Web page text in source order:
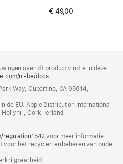
€ 49,00
over dit product vind je in deze
nl-be/docs
nieuw
geopend)
Way, Cupertino, CA 95014,
de EU: Apple Distribution International
Hollyhill, Cork, Ierland
regulation1542 (wordt
in
voor meer informatie
voor het recyclen en beheren van oude